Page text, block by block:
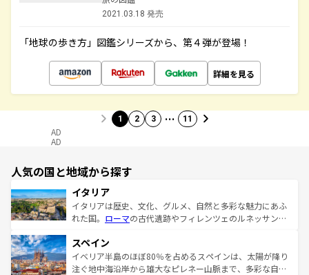
2021.03.18 発売
「地球の歩き方」図鑑シリーズから、第４弾が登場！
詳細を見る
1 2 3 … 11
AD
AD
人気の国と地域から探す
イタリア
イタリアは歴史、文化、グルメ、自然と多彩な魅力にあふ
れた国。 ローマの古代遺跡やフィレンツェのルネッサンス
ろん、トスカーナの美しい田園風景やアマルフィ海岸の絶
景など、自然景観も見逃せない。観光の合間には、本場の
ピザやパスタなど、絶品のイタリア料理を堪能することも
スペイン
イベリア半島のほぼ80％を占めるスペインは、太陽が降り
注ぐ地中海沿岸から雄大なピレネー山脈まで、多彩な自然